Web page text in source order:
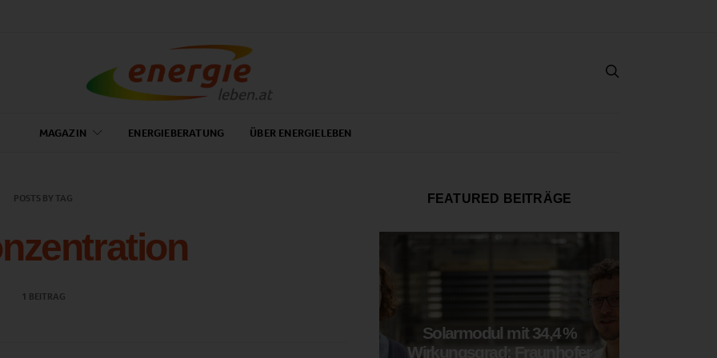
MAGAZIN ENERGIEBERATUNG ÜBER ENERGIELEBEN
POSTS BY TAG
1 BEITRAG
FEATURED BEITRÄGE
Solarmodul mit 34,4 %
Wirkungsgrad: Fraunhofer